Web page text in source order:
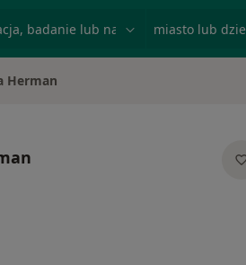
Herman